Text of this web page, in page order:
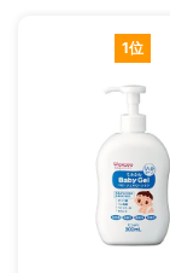
1位